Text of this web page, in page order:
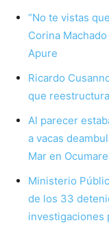
“No te vistas
Corina
Apure
Ricardo
que
Al parecer
a vacas
Mar en
Ministerio
de los 33
investigaciones